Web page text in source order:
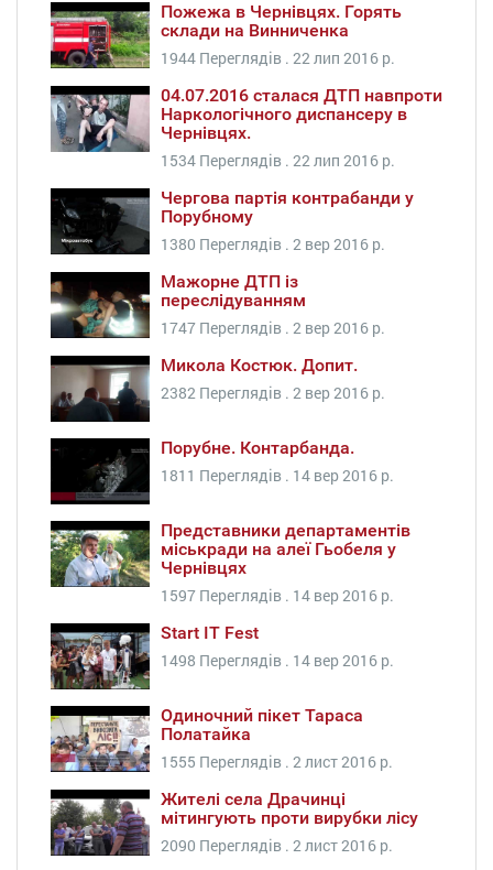
Пожежа в Чернівцях. Горять
склади на Винниченка
1944 Переглядів . 22 лип 2016 р.
04.07.2016 сталася ДТП навпроти
Наркологічного диспансеру в
Чернівцях.
1534 Переглядів . 22 лип 2016 р.
Чергова партія контрабанди у
Порубному
1380 Переглядів . 2 вер 2016 р.
Мажорне ДТП із
переслідуванням
1747 Переглядів . 2 вер 2016 р.
Микола Костюк. Допит.
2382 Переглядів . 2 вер 2016 р.
Порубне. Контарбанда.
1811 Переглядів . 14 вер 2016 р.
Представники департаментів
міськради на алеї Гьобеля у
Чернівцях
1597 Переглядів . 14 вер 2016 р.
Start IT Fest
1498 Переглядів . 14 вер 2016 р.
Одиночний пікет Тараса
Полатайка
1555 Переглядів . 2 лист 2016 р.
Жителі села Драчинці
мітингують проти вирубки лісу
2090 Переглядів . 2 лист 2016 р.